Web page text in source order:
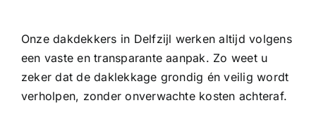
Onze dakdekkers in Delfzijl werken altijd volgens
een vaste en transparante aanpak. Zo weet u
zeker dat de daklekkage grondig én veilig wordt
verholpen, zonder onverwachte kosten achteraf.